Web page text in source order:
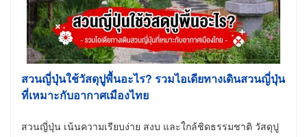
สวนญี่ปุ่นใช้วัสดุปูพื้นอะไร? รวมไอเดียทางเดินสวนญี่ปุ่น
ที่เหมาะกับอากาศเมืองไทย
สวนญี่ปุ่น เน้นความเรียบง่าย สงบ และใกล้ชิดธรรมชาติ วัสดุปู